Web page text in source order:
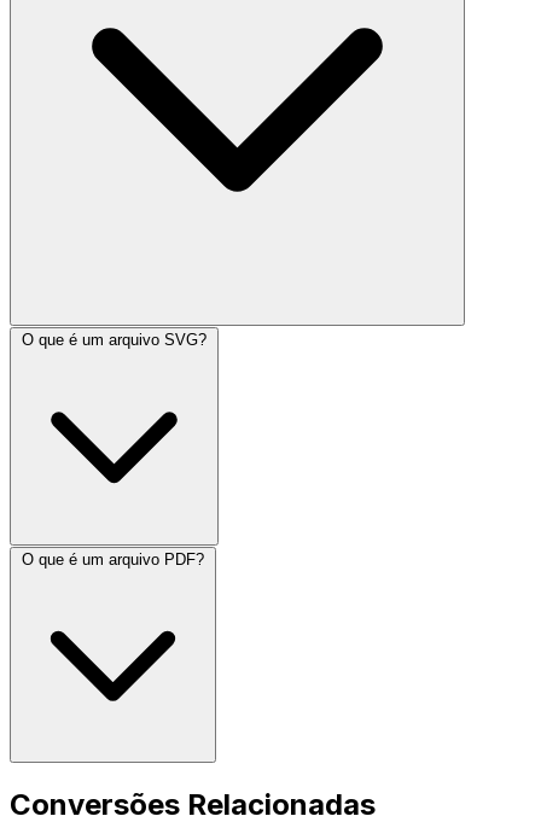
O que é um arquivo SVG?
O que é um arquivo PDF?
Conversões Relacionadas